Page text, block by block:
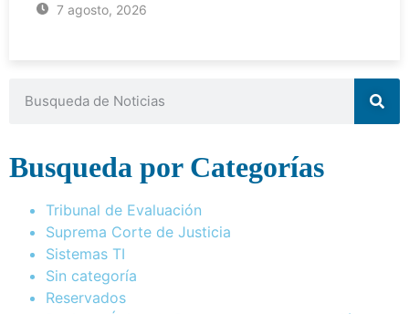
7 agosto, 2026
Busqueda por Categorías
Tribunal de Evaluación
Suprema Corte de Justicia
Sistemas TI
Sin categoría
Reservados